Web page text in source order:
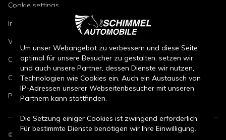
Cookie settings
Imprint
Vehicle repair conditions
Conditions of sale for new cars
Conditions of sale for used cars
Parts sales conditions
© CSB Schimmel Automobile GmbH. All rights reserved.
Um unser Webangebot zu verbessern und diese Seite
optimal für unsere Besucher zu gestalten, setzen wir
und auch unsere Partner, dessen Dienste wir nutzen,
Technologien wie Cookies ein. Auch ein Austausch von
IP-Adressen unserer Webseitenbesucher mit unseren
Partnern kann stattfinden.
Die Setzung einiger Cookies ist zwingend erforderlich.
Für bestimmte Dienste benötigen wir Ihre Einwilligung.